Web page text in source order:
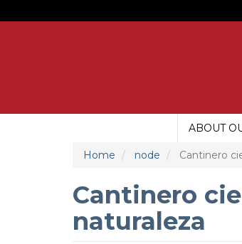
to
MAIN
MENU
UDG
ABOUT
Home node Cantinero
Cantinero
naturaleza